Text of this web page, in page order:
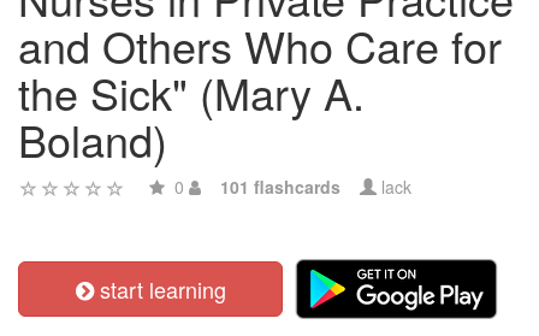
and Others Who Care for
the Sick" (Mary A.
Boland)
0 101 flashcards lack
start learning